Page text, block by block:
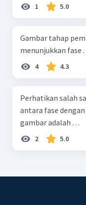
1 5.0
Gambar tahap
menunjukkan fase .
4 4.3
Perhatikan salah satu
antara fase
gambar adalah . . .
2 5.0